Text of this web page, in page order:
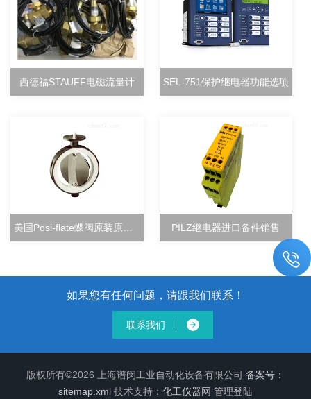
西德福STAUFF电磁流量计 SEL-751保护继电器功能选项
PILZ继电器进口备件销售
如果您有任何问题，请跟我们联系！
联系我们
版权所有©2026 上海谱闵工业自动化设备有限公司 备案号：
sitemap.xml 技术支持： 化工仪器网 管理登陆